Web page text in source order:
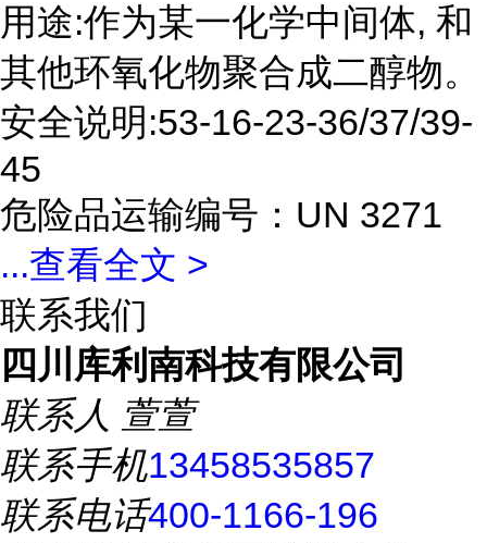
用途:作为某一化学中间体, 和
其他环氧化物聚合成二醇物。
安全说明:53-16-23-36/37/39-
45
危险品运输编号：UN 3271
...查看全文 >
联系我们
四川库利南科技有限公司
联系人 萱萱
联系手机13458535857
联系电话400-1166-196